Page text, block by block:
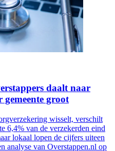
daalt naar
groot
wisselt, verschilt
6,4% van de verzekerden eind
lokaal lopen de cijfers uiteen
analyse van Overstappen.nl op